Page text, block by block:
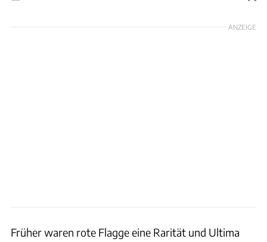
ANZEIGE
Früher waren rote Flagge eine Rarität und Ultima